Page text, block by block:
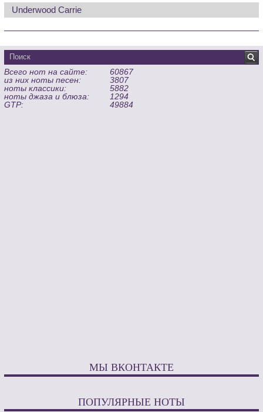
Underwood Carrie
Всего нот на сайте:
60867
из них ноты песен:
3807
ноты классики:
5882
ноты джаза и блюза:
1294
GTP:
49884
МЫ ВКОНТАКТЕ
ПОПУЛЯРНЫЕ НОТЫ